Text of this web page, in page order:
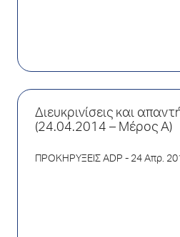
Διευκρινίσεις και
(24.04.2014 – Μέρος Α)
ΠΡΟΚΗΡΥΞΕΙΣ ADP - 24 Απρ.